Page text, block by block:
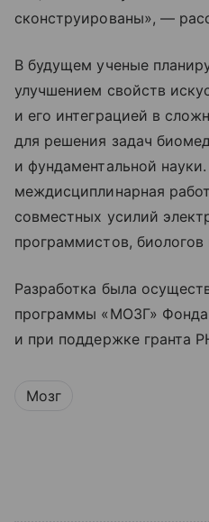
сконструированы», —
В будущем ученые
улучшением свойств
и его интеграцией в
для решения задач
и фундаментальной
междисциплинарная
совместных усилий
программистов, биологов
Разработка была
программы «МОЗГ»
и при поддержке гранта
Мозг